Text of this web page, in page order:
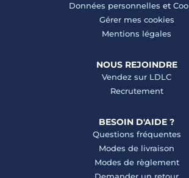
Données personnelles et
Gérer mes cookies
Mentions légales
NOUS REJOINDRE
Vendez sur LDLC
Recrutement
BESOIN D'AIDE ?
Questions fréquentes
Modes de livraison
Modes de règlement